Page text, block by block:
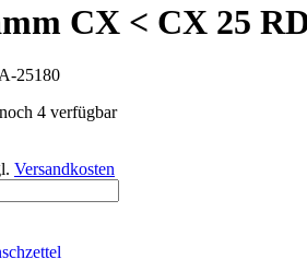
CX < CX 25
25180
4 verfügbar
Versandkosten